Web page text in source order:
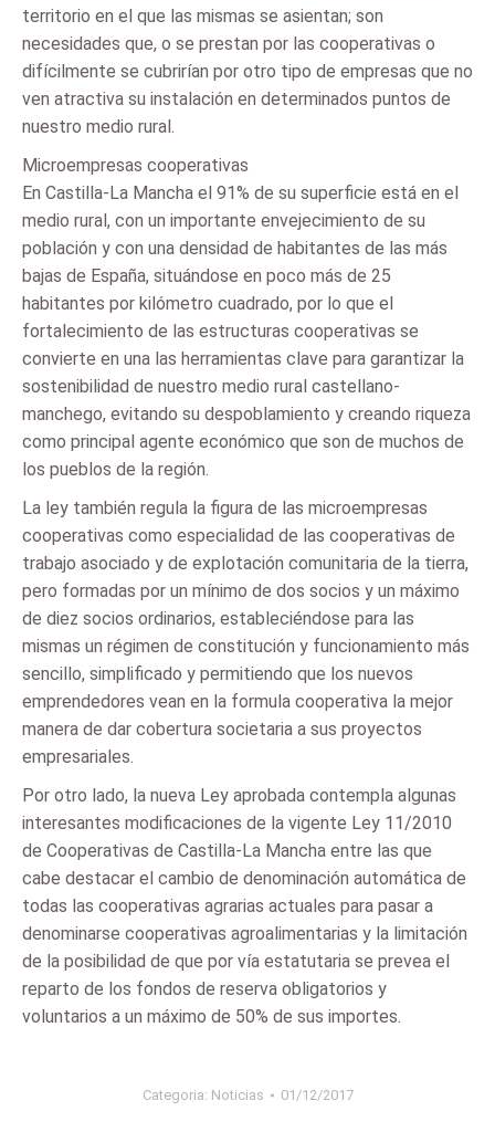
territorio en el que las mismas se asientan; son
necesidades que, o se prestan por las cooperativas o
difícilmente se cubrirían por otro tipo de empresas que no
ven atractiva su instalación en determinados puntos de
nuestro medio rural.
Microempresas cooperativas
En Castilla-La Mancha el 91% de su superficie está en el
medio rural, con un importante envejecimiento de su
población y con una densidad de habitantes de las más
bajas de España, situándose en poco más de 25
habitantes por kilómetro cuadrado, por lo que el
fortalecimiento de las estructuras cooperativas se
convierte en una las herramientas clave para garantizar la
sostenibilidad de nuestro medio rural castellano-
manchego, evitando su despoblamiento y creando riqueza
como principal agente económico que son de muchos de
los pueblos de la región.
La ley también regula la figura de las microempresas
cooperativas como especialidad de las cooperativas de
trabajo asociado y de explotación comunitaria de la tierra,
pero formadas por un mínimo de dos socios y un máximo
de diez socios ordinarios, estableciéndose para las
mismas un régimen de constitución y funcionamiento más
sencillo, simplificado y permitiendo que los nuevos
emprendedores vean en la formula cooperativa la mejor
manera de dar cobertura societaria a sus proyectos
empresariales.
Por otro lado, la nueva Ley aprobada contempla algunas
interesantes modificaciones de la vigente Ley 11/2010
de Cooperativas de Castilla-La Mancha entre las que
cabe destacar el cambio de denominación automática de
todas las cooperativas agrarias actuales para pasar a
denominarse cooperativas agroalimentarias y la limitación
de la posibilidad de que por vía estatutaria se prevea el
reparto de los fondos de reserva obligatorios y
voluntarios a un máximo de 50% de sus importes.
Categoria: Noticias 01/12/2017